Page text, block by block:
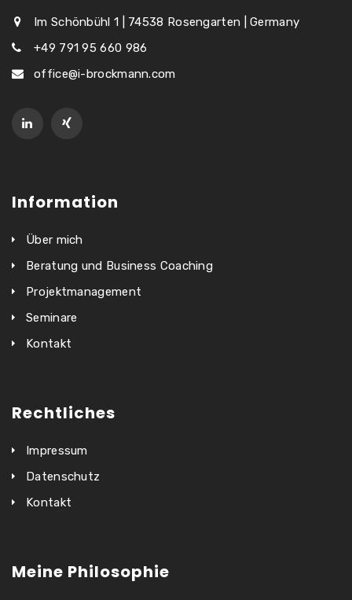
Im Schönbühl 1 | 74538 Rosengarten | Germany
+49 791 95 660 986
office@i-brockmann.com
Information
Über mich
Beratung und Business Coaching
Projektmanagement
Seminare
Kontakt
Rechtliches
Impressum
Datenschutz
Kontakt
Meine Philosophie